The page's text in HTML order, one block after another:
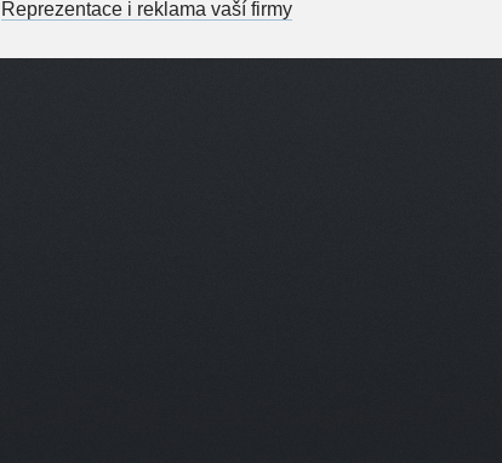
Post navigation
←
Reprezentace i reklama vaší firmy